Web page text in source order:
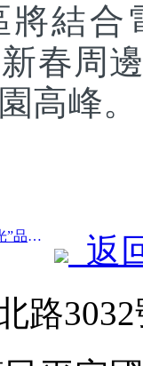
將結合
春周
高峰。
前一篇：中旅集團發布“中旅好時光”品牌，布局銀發旅游市場
返
路